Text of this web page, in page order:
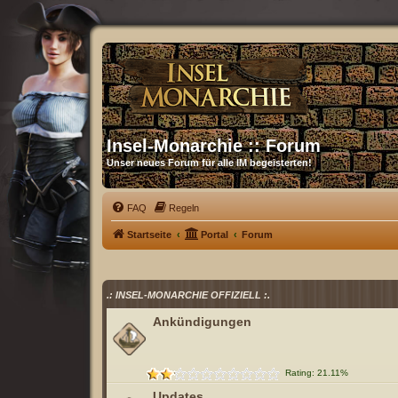
Insel-Monarchie :: Forum
Unser neues Forum für alle IM begeisterten!
FAQ Regeln
Startseite Portal Forum
.: INSEL-MONARCHIE OFFIZIELL :.
Ankündigungen
Rating: 21.11%